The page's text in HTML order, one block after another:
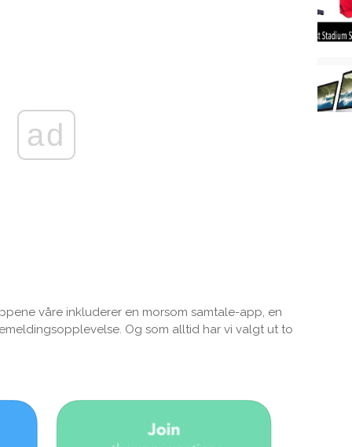
ad
våre inkluderer en morsom samtale-app, en
Og som alltid har vi valgt ut to